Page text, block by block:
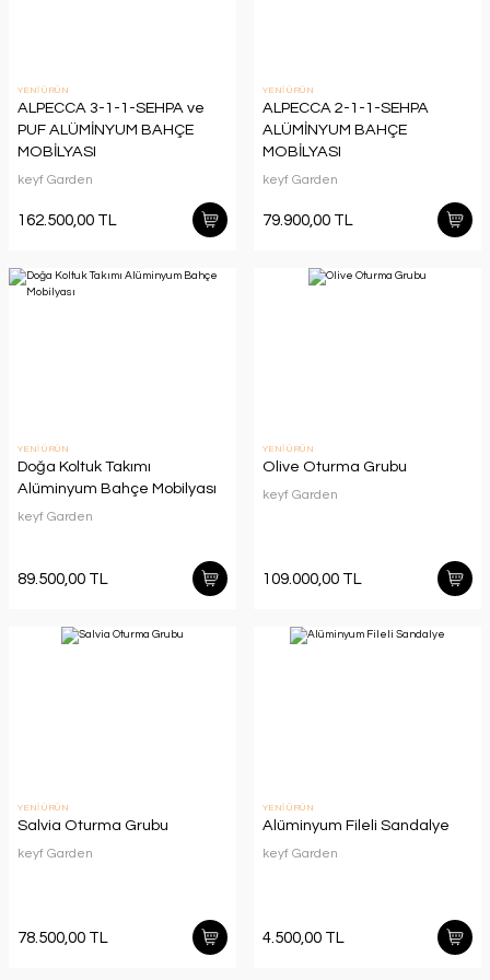
YENİ ÜRÜN
ALPECCA 3-1-1-SEHPA ve
PUF ALÜMİNYUM BAHÇE
MOBİLYASI
keyf Garden
162.500,00 TL
YENİ ÜRÜN
ALPECCA 2-1-1-SEHPA
ALÜMİNYUM BAHÇE
MOBİLYASI
keyf Garden
79.900,00 TL
YENİ ÜRÜN
Doğa Koltuk Takımı
Alüminyum Bahçe Mobilyası
keyf Garden
89.500,00 TL
YENİ ÜRÜN
Olive Oturma Grubu
keyf Garden
109.000,00 TL
YENİ ÜRÜN
Salvia Oturma Grubu
keyf Garden
78.500,00 TL
YENİ ÜRÜN
Alüminyum Fileli Sandalye
keyf Garden
4.500,00 TL